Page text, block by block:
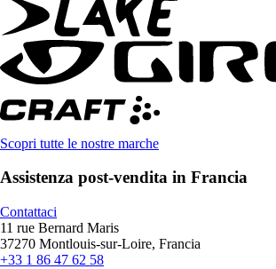
Scopri tutte le nostre marche
Assistenza post-vendita in Francia
Contattaci
11 rue Bernard Maris
37270 Montlouis-sur-Loire, Francia
+33 1 86 47 62 58